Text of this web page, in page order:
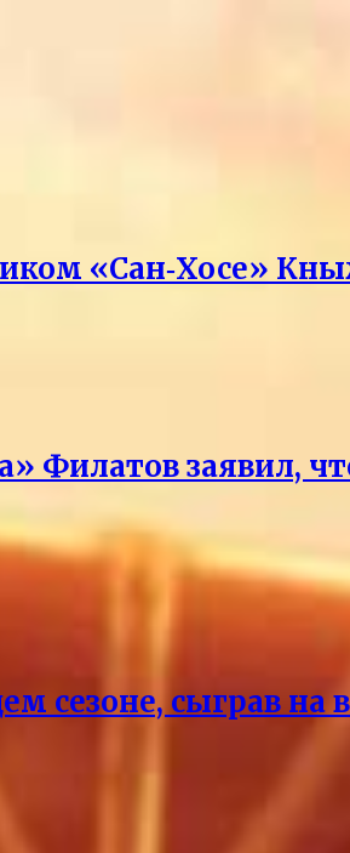
«Сан‑Хосе»
Филатов заявил,
сезоне, сыграв